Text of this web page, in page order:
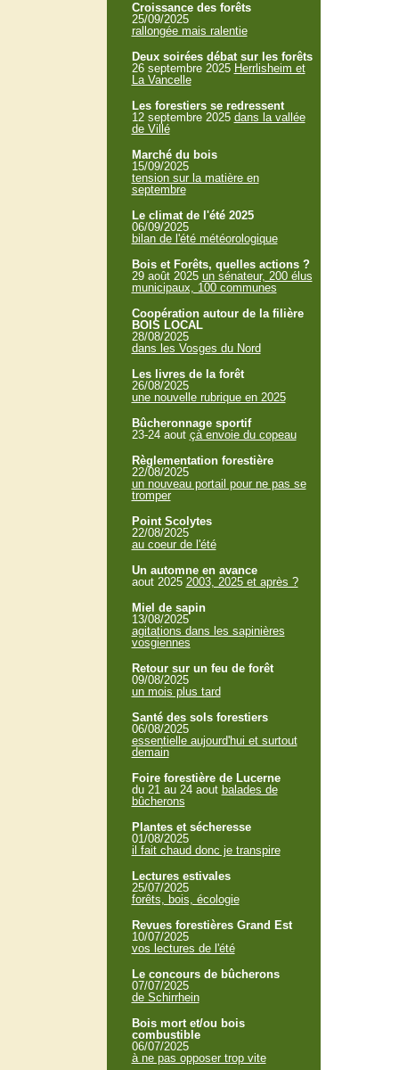
Croissance des forêts
25/09/2025
rallongée mais ralentie
Deux soirées débat sur les forêts
26 septembre 2025 Herrlisheim et
La Vancelle
Les forestiers se redressent
12 septembre 2025 dans la vallée
de Villé
Marché du bois
15/09/2025
tension sur la matière en
septembre
Le climat de l'été 2025
06/09/2025
bilan de l'été météorologique
Bois et Forêts, quelles actions ?
29 août 2025 un sénateur, 200 élus
municipaux, 100 communes
Coopération autour de la filière
BOIS LOCAL
28/08/2025
dans les Vosges du Nord
Les livres de la forêt
26/08/2025
une nouvelle rubrique en 2025
Bûcheronnage sportif
23-24 aout çà envoie du copeau
Règlementation forestière
22/08/2025
un nouveau portail pour ne pas se
tromper
Point Scolytes
22/08/2025
au coeur de l'été
Un automne en avance
aout 2025 2003, 2025 et après ?
Miel de sapin
13/08/2025
agitations dans les sapinières
vosgiennes
Retour sur un feu de forêt
09/08/2025
un mois plus tard
Santé des sols forestiers
06/08/2025
essentielle aujourd'hui et surtout
demain
Foire forestière de Lucerne
du 21 au 24 aout balades de
bûcherons
Plantes et sécheresse
01/08/2025
il fait chaud donc je transpire
Lectures estivales
25/07/2025
forêts, bois, écologie
Revues forestières Grand Est
10/07/2025
vos lectures de l'été
Le concours de bûcherons
07/07/2025
de Schirrhein
Bois mort et/ou bois
combustible
06/07/2025
à ne pas opposer trop vite